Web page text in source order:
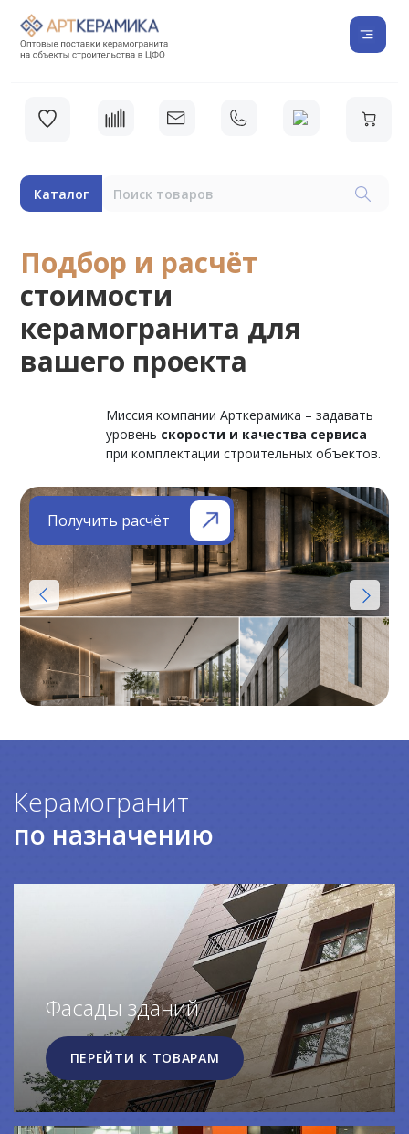
Каталог
Подбор и расчёт
стоимости
керамогранита для
вашего проекта
Миссия компании Арткерамика – задавать
уровень скорости и качества сервиса
при комплектации строительных объектов.
Получить расчёт
Керамогранит
по назначению
Фасады зданий
ПЕРЕЙТИ К ТОВАРАМ